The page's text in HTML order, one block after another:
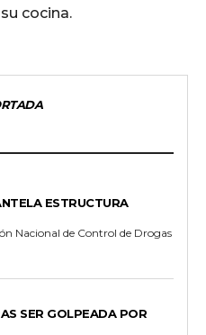
cocina.
ESTRUCTURA
Nacional de Control de Drogas
SER GOLPEADA POR